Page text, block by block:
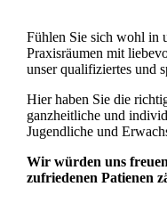
Fühlen Sie sich wohl in
Praxisräumen mit
unser qualifiziertes und
Hier haben Sie die
ganzheitliche und
Jugendliche und
Wir würden uns
zufriedenen Patienen